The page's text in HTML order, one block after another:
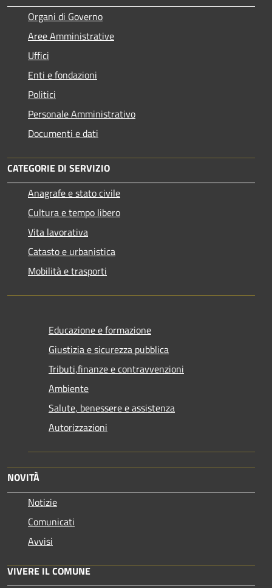
Organi di Governo
Aree Amministrative
Uffici
Enti e fondazioni
Politici
Personale Amministrativo
Documenti e dati
CATEGORIE DI SERVIZIO
Anagrafe e stato civile
Cultura e tempo libero
Vita lavorativa
Catasto e urbanistica
Mobilità e trasporti
Educazione e formazione
Giustizia e sicurezza pubblica
Tributi,finanze e contravvenzioni
Ambiente
Salute, benessere e assistenza
Autorizzazioni
NOVITÀ
Notizie
Comunicati
Avvisi
VIVERE IL COMUNE